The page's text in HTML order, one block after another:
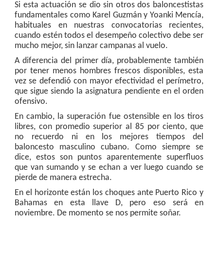
Si esta actuación se dio sin otros dos baloncestistas
fundamentales como Karel Guzmán y Yoanki Mencía,
habituales en nuestras convocatorias recientes,
cuando estén todos el desempeño colectivo debe ser
mucho mejor, sin lanzar campanas al vuelo.
A diferencia del primer día, probablemente también
por tener menos hombres frescos disponibles, esta
vez se defendió con mayor efectividad el perímetro,
que sigue siendo la asignatura pendiente en el orden
ofensivo.
En cambio, la superación fue ostensible en los tiros
libres, con promedio superior al 85 por ciento, que
no recuerdo ni en los mejores tiempos del
baloncesto masculino cubano. Como siempre se
dice, estos son puntos aparentemente superfluos
que van sumando y se echan a ver luego cuando se
pierde de manera estrecha.
En el horizonte están los choques ante Puerto Rico y
Bahamas en esta llave D, pero eso será en
noviembre. De momento se nos permite soñar.